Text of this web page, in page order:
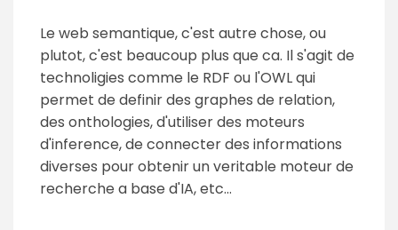
Le web semantique, c'est autre chose, ou
plutot, c'est beaucoup plus que ca. Il s'agit de
technoligies comme le RDF ou l'OWL qui
permet de definir des graphes de relation,
des onthologies, d'utiliser des moteurs
d'inference, de connecter des informations
diverses pour obtenir un veritable moteur de
recherche a base d'IA, etc...